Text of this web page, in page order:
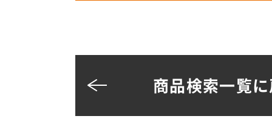
商品検索一覧